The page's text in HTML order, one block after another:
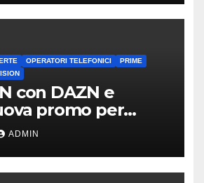
OPERATORI TELEFONICI
PRIME
con DAZN e
promo per
ADMIN